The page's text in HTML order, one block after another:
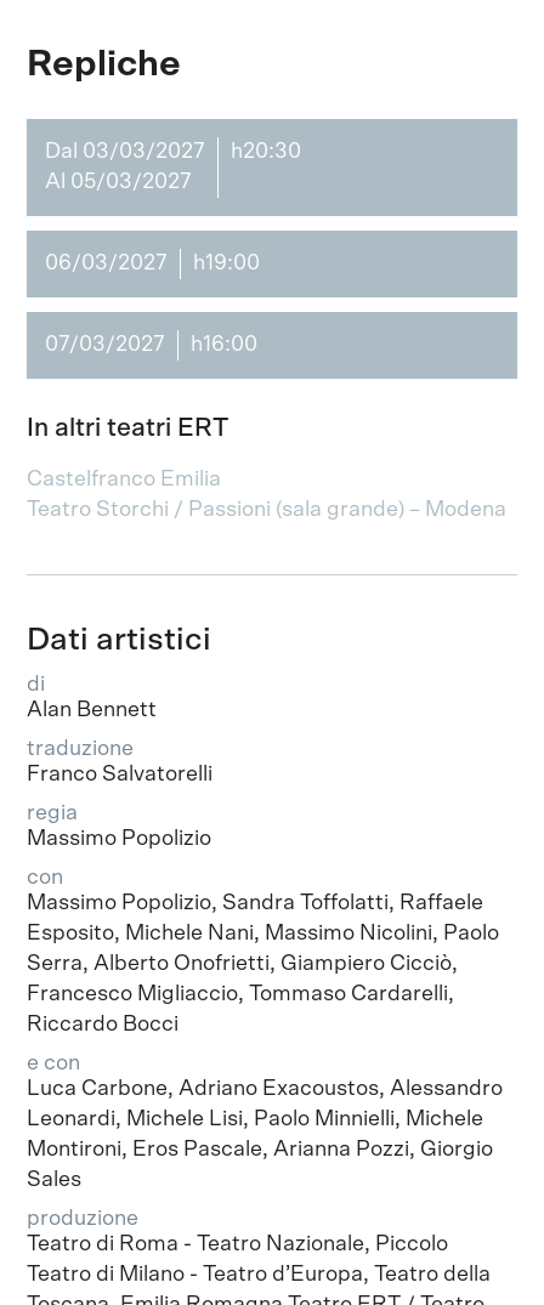
Repliche
Dal 03/03/2027
Al 05/03/2027
h20:30
06/03/2027 h19:00
07/03/2027 h16:00
In altri teatri ERT
Castelfranco Emilia
Teatro Storchi / Passioni (sala grande) – Modena
Dati artistici
di
Alan Bennett
traduzione
Franco Salvatorelli
regia
Massimo Popolizio
con
Massimo Popolizio, Sandra Toffolatti, Raffaele
Esposito, Michele Nani, Massimo Nicolini, Paolo
Serra, Alberto Onofrietti, Giampiero Cicciò,
Francesco Migliaccio, Tommaso Cardarelli,
Riccardo Bocci
e con
Luca Carbone, Adriano Exacoustos, Alessandro
Leonardi, Michele Lisi, Paolo Minnielli, Michele
Montironi, Eros Pascale, Arianna Pozzi, Giorgio
Sales
produzione
Teatro di Roma - Teatro Nazionale, Piccolo
Teatro di Milano - Teatro d’Europa, Teatro della